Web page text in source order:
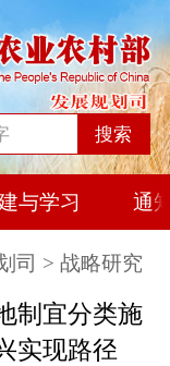
搜索
与学习 通
司 > 战略研究
制宜分类施
实现路径